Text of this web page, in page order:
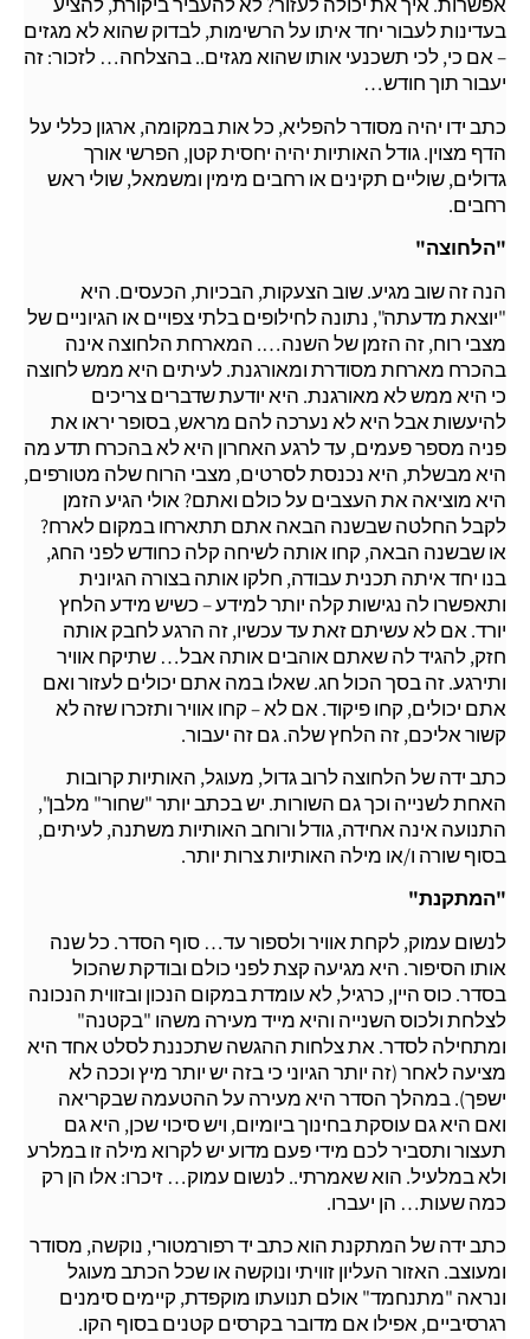
אפשרות. איך את יכולה לעזור? לא להעביר ביקורת, להציע
בעדינות לעבור יחד איתו על הרשימות, לבדוק שהוא לא מגזים
– אם כי, לכי תשכנעי אותו שהוא מגזים.. בהצלחה… לזכור: זה
יעבור תוך חודש…
כתב ידו יהיה מסודר להפליא, כל אות במקומה, ארגון כללי על
הדף מצוין. גודל האותיות יהיה יחסית קטן, הפרשי אורך
גדולים, שוליים תקינים או רחבים מימין ומשמאל, שולי ראש
רחבים.
"הלחוצה"
הנה זה שוב מגיע. שוב הצעקות, הבכיות, הכעסים. היא
"יוצאת מדעתה", נתונה לחילופים בלתי צפויים או הגיוניים של
מצבי רוח, זה הזמן של השנה…. המארחת הלחוצה אינה
בהכרח מארחת מסודרת ומאורגנת. לעיתים היא ממש לחוצה
כי היא ממש לא מאורגנת. היא יודעת שדברים צריכים
להיעשות אבל היא לא נערכה להם מראש, בסופר יראו את
פניה מספר פעמים, עד לרגע האחרון היא לא בהכרח תדע מה
היא מבשלת, היא נכנסת לסרטים, מצבי הרוח שלה מטורפים,
היא מוציאה את העצבים על כולם ואתם? אולי הגיע הזמן
לקבל החלטה שבשנה הבאה אתם תתארחו במקום לארח?
או שבשנה הבאה, קחו אותה לשיחה קלה כחודש לפני החג,
בנו יחד איתה תכנית עבודה, חלקו אותה בצורה הגיונית
ותאפשרו לה נגישות קלה יותר למידע – כשיש מידע הלחץ
יורד. אם לא עשיתם זאת עד עכשיו, זה הרגע לחבק אותה
חזק, להגיד לה שאתם אוהבים אותה אבל… שתיקח אוויר
ותירגע. זה בסך הכול חג. שאלו במה אתם יכולים לעזור ואם
אתם יכולים, קחו פיקוד. אם לא – קחו אוויר ותזכרו שזה לא
קשור אליכם, זה הלחץ שלה. גם זה יעבור.
כתב ידה של הלחוצה לרוב גדול, מעוגל, האותיות קרובות
האחת לשנייה וכך גם השורות. יש בכתב יותר "שחור" מלבן",
התנועה אינה אחידה, גודל ורוחב האותיות משתנה, לעיתים,
בסוף שורה ו/או מילה האותיות צרות יותר.
"המתקנת"
לנשום עמוק, לקחת אוויר ולספור עד… סוף הסדר. כל שנה
אותו הסיפור. היא מגיעה קצת לפני כולם ובודקת שהכול
בסדר. כוס היין, כרגיל, לא עומדת במקום הנכון ובזווית הנכונה
לצלחת ולכוס השנייה והיא מייד מעירה משהו "בקטנה"
ומתחילה לסדר. את צלחות ההגשה שתכננת לסלט אחד היא
מציעה לאחר (זה יותר הגיוני כי בזה יש יותר מיץ וככה לא
ישפך). במהלך הסדר היא מעירה על ההטעמה שבקריאה
ואם היא גם עוסקת בחינוך ביומיום, ויש סיכוי שכן, היא גם
תעצור ותסביר לכם מידי פעם מדוע יש לקרוא מילה זו במלרע
ולא במלעיל. הוא שאמרתי.. לנשום עמוק… זיכרו: אלו הן רק
כמה שעות… הן יעברו.
כתב ידה של המתקנת הוא כתב יד רפורמטורי, נוקשה, מסודר
ומעוצב. האזור העליון זוויתי ונוקשה או שכל הכתב מעוגל
ונראה "מתנחמד" אולם תנועתו מוקפדת, קיימים סימנים
רגרסיביים, אפילו אם מדובר בקרסים קטנים בסוף הקו.